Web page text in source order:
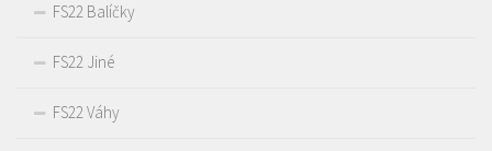
FS22 Balíčky
FS22 Jiné
FS22 Váhy